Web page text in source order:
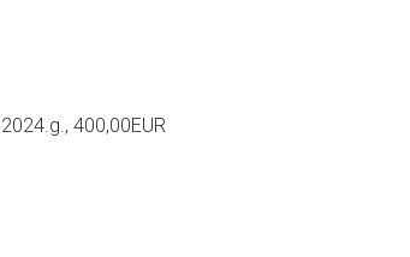
400,00EUR